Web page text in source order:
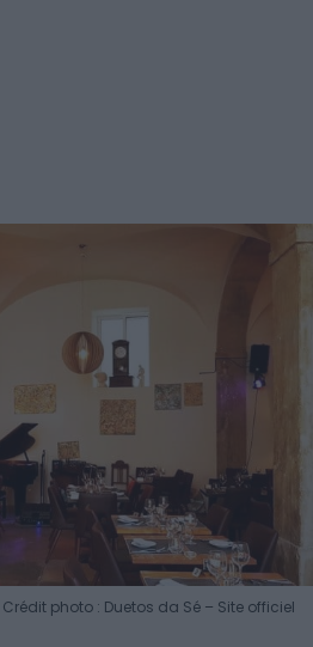
Crédit photo : Duetos da Sé – Site officiel